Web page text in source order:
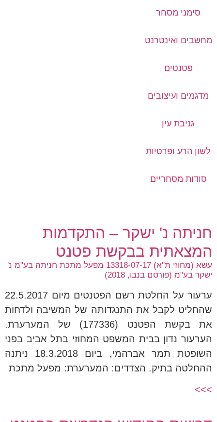
סימני מסחר
מחשבים ואינטרנט
פטנטים
מדגמים ועיצובים
גניבת עין
לשון הרע ופרטיות
סודות מסחריים
חניתה נ' ישקר – התקדמות
המצאתית בבקשת פטנט
עשא (מחוזי ת"א) 13318-07-17 מפעל מתכת חניתה בע"מ נ'
ישקר בע"מ (פורסם בנבו, 2018)
ערעור על החלטת רשם הפטנטים מיום 22.5.2017
שהחליט לקבל את התנגדותה של המשיבה ולדחות
את בקשת הפטנט (177336) של המערערת.
הערעור נדון בבית המשפט המחוזי בתל אביב בפני
השופטת תמר אברהמי, ביום 18.3.2018 ניתנה
ההחלטה בתיק. הצדדים: המערערת: מפעל מתכת
>>>